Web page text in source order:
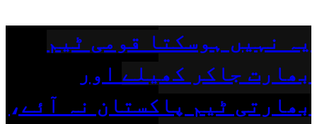
یہ نہیں ہوسکتا قومی ٹیم
بھارت جاکر کھیلے اور
بھارتی ٹیم پاکستان نہ آئے،